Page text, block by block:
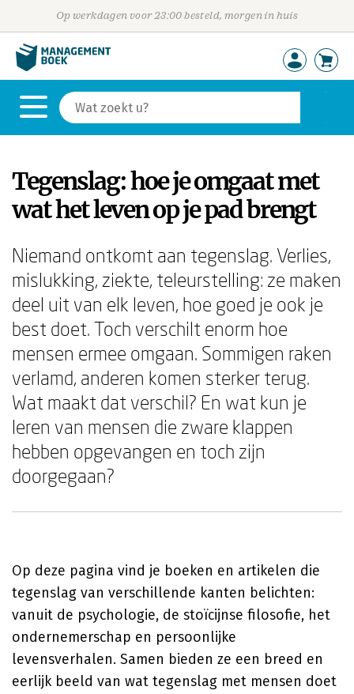
Op werkdagen voor 23:00 besteld, morgen in huis
Tegenslag: hoe je omgaat met
wat het leven op je pad brengt
Niemand ontkomt aan tegenslag. Verlies,
mislukking, ziekte, teleurstelling: ze maken
deel uit van elk leven, hoe goed je ook je
best doet. Toch verschilt enorm hoe
mensen ermee omgaan. Sommigen raken
verlamd, anderen komen sterker terug.
Wat maakt dat verschil? En wat kun je
leren van mensen die zware klappen
hebben opgevangen en toch zijn
doorgegaan?
Op deze pagina vind je boeken en artikelen die
tegenslag van verschillende kanten belichten:
vanuit de psychologie, de stoïcijnse filosofie, het
ondernemerschap en persoonlijke
levensverhalen. Samen bieden ze een breed en
eerlijk beeld van wat tegenslag met mensen doet